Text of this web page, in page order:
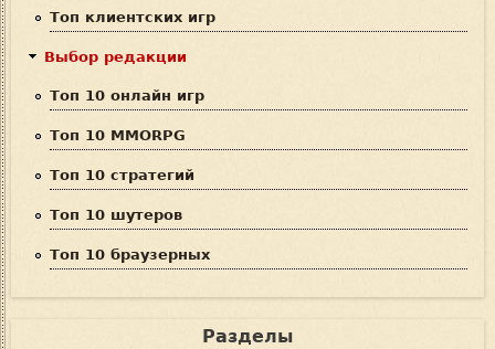
Топ клиентских игр
Выбор редакции
Топ 10 онлайн игр
Топ 10 MMORPG
Топ 10 стратегий
Топ 10 шутеров
Топ 10 браузерных
Разделы